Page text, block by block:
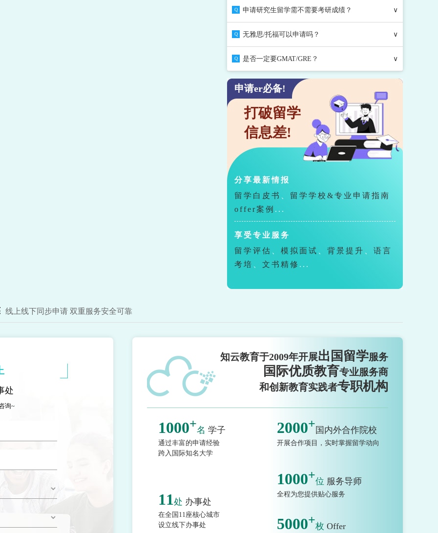
Q 申请研究生留学需不需要考研成绩？ ∨
Q 无雅思/托福可以申请吗？ ∨
Q 是否一定要GMAT/GRE？ ∨
申请er必备!
打破留学
信息差!
分享最新情报
留学白皮书
留学学校&专业申请指南
offer案例 ...
享受专业服务
留学评估
模拟面试 背景提升
语言
考培
文书精修 ...
线上线下同步申请 双重服务安全可靠
处
询~
知云教育于2009年开展出国留学服务
国际优质教育专业服务商
和创新教育实践者专职机构
1000+名 学子
通过丰富的申请经验
跨入国际知名大学
2000+ 国内外合作院校
开展合作项目，实时掌握留学动向
1000+位 服务导师
全程为您提供贴心服务
11处 办事处
在全国11座核心城市
设立线下办事处
5000+枚 Offer